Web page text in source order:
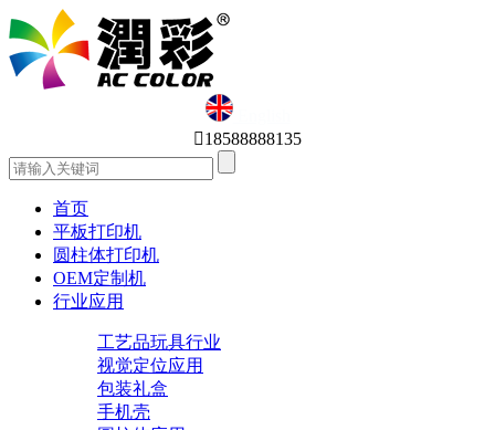
English
18588888135
首页
平板打印机
圆柱体打印机
OEM定制机
行业应用
工艺品玩具行业
视觉定位应用
包装礼盒
手机壳